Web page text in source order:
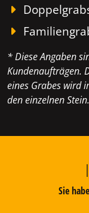
* Diese Angaben
Kundenaufträgen.
eines Grabes wird
den einzelnen Stein.
Sie